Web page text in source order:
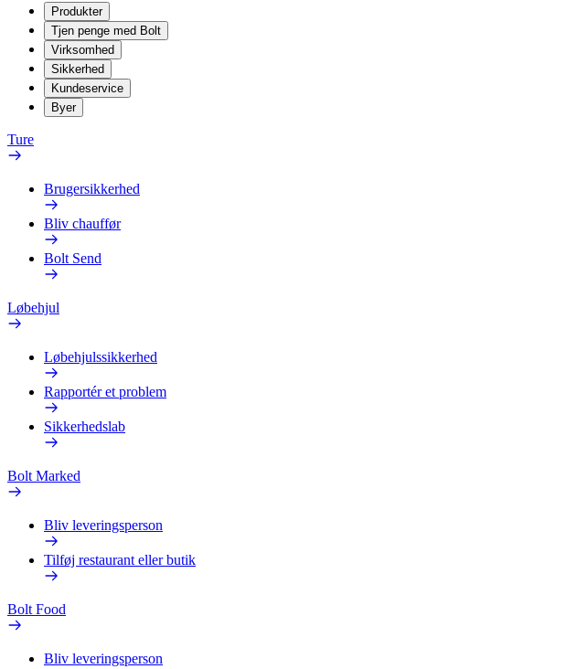
Produkter
Tjen penge med Bolt
Virksomhed
Sikkerhed
Kundeservice
Byer
Ture
Brugersikkerhed
Bliv chauffør
Bolt Send
Løbehjul
Løbehjulssikkerhed
Rapportér et problem
Sikkerhedslab
Bolt Marked
Bliv leveringsperson
Tilføj restaurant eller butik
Bolt Food
Bliv leveringsperson